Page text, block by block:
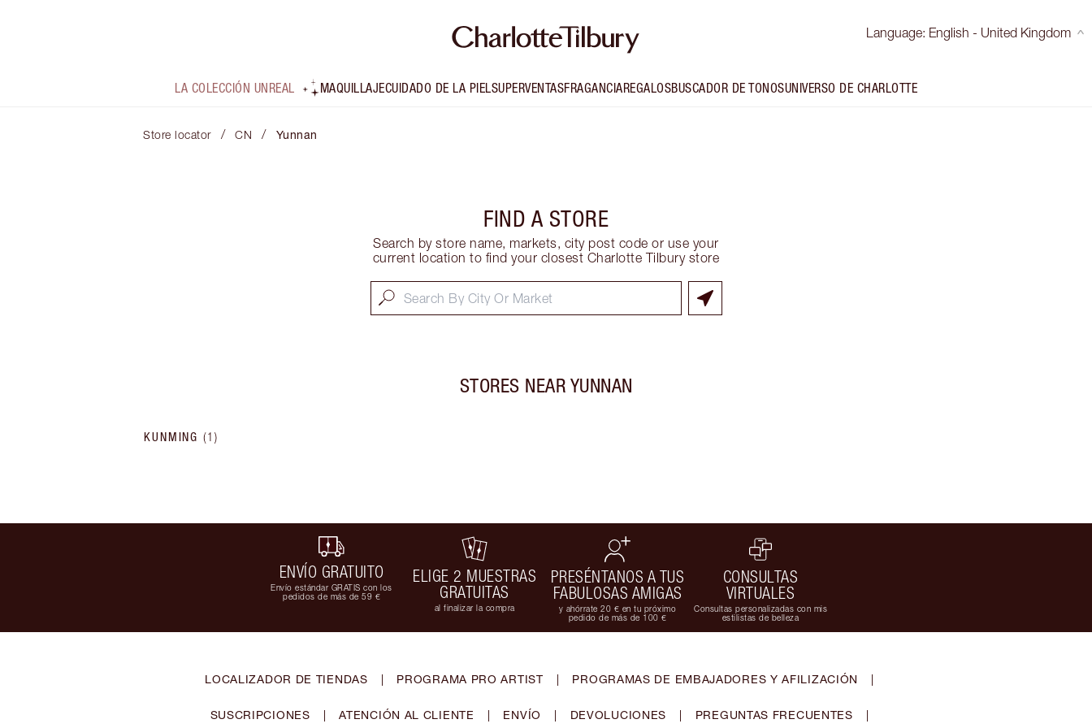
Language: English - United Kingdom
LA COLECCIÓN UNREAL MAQUILLAJECUIDADO DE LA PIELSUPERVENTASFRAGANCIAREGALOSBUSCADOR DE TONOSUNIVERSO DE CHARLOTTE
Store locator / CN / Yunnan
FIND A STORE
Search by store name, markets, city post code or use your
current location to find your closest Charlotte Tilbury store
STORES NEAR YUNNAN
KUNMING (1 )
ENVÍO GRATUITO
Envío estándar GRATIS con los
pedidos de más de 59 €
ELIGE 2 MUESTRAS
GRATUITAS
al finalizar la compra
PRESÉNTANOS A TUS
FABULOSAS AMIGAS
y ahórrate 20 € en tu próximo
pedido de más de 100 €
CONSULTAS
VIRTUALES
Consultas personalizadas con mis
estilistas de belleza
LOCALIZADOR DE TIENDAS | PROGRAMA PRO ARTIST | PROGRAMAS DE EMBAJADORES Y AFILIZACIÓN |
SUSCRIPCIONES | ATENCIÓN AL CLIENTE | ENVÍO | DEVOLUCIONES | PREGUNTAS FRECUENTES |